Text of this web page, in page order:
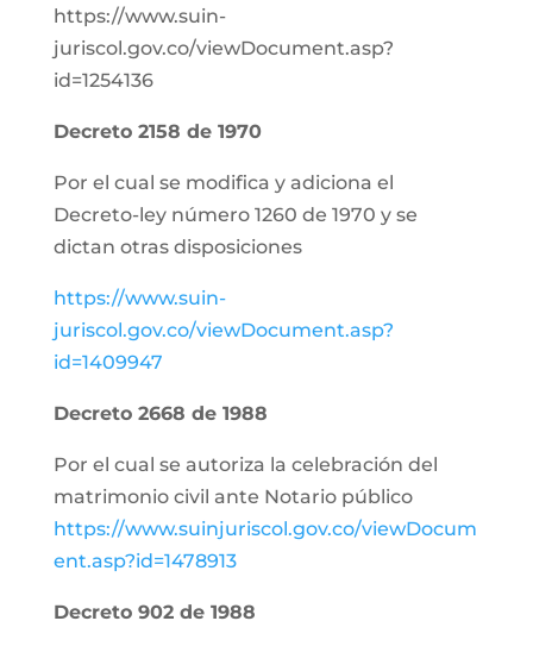
https://www.suin-
juriscol.gov.co/viewDocument.asp?
id=1254136
Decreto 2158 de 1970
Por el cual se modifica y adiciona el
Decreto-ley número 1260 de 1970 y se
dictan otras disposiciones
https://www.suin-
juriscol.gov.co/viewDocument.asp?
id=1409947
Decreto 2668 de 1988
Por el cual se autoriza la celebración del
matrimonio civil ante Notario público
https://www.suinjuriscol.gov.co/viewDocum
ent.asp?id=1478913
Decreto 902 de 1988